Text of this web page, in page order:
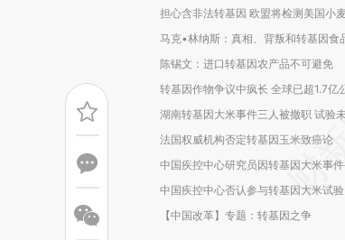
担心含非法转基因 欧盟将检测美国小
马克•林纳斯：真相、背叛和转基因食
陈锡文：进口转基因农产品不可避免
转基因作物争议中疯长 全球已超1.7亿
湖南转基因大米事件三人被撤职 试验
法国权威机构否定转基因玉米致癌论
中国疾控中心研究员因转基因大米事
中国疾控中心否认参与转基因大米试验
【中国改革】专题：转基因之争